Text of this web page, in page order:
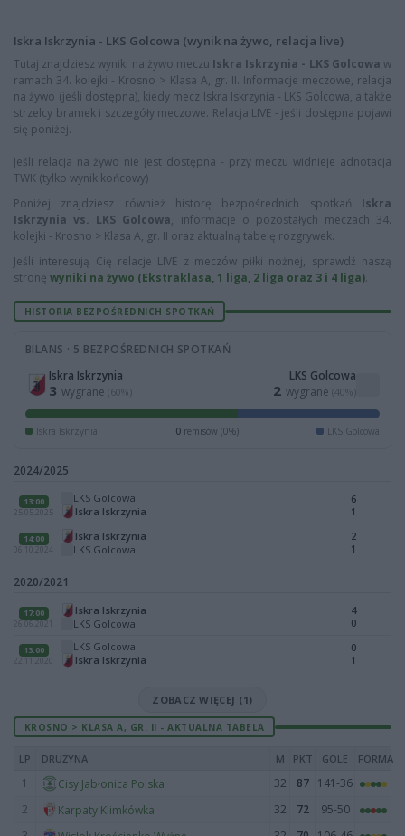
Iskra Iskrzynia - LKS Golcowa (wynik na żywo, relacja live)
Tutaj znajdziesz wyniki na żywo meczu Iskra Iskrzynia - LKS Golcowa w
ramach 34. kolejki - Krosno > Klasa A, gr. II. Informacje meczowe, relacja
na żywo (jeśli dostępna), kiedy mecz Iskra Iskrzynia - LKS Golcowa, a także
strzelcy bramek i szczegóły meczowe. Relacja LIVE - jeśli dostępna pojawi
się poniżej.
Jeśli relacja na żywo nie jest dostępna - przy meczu widnieje adnotacja
TWK (tylko wynik końcowy)
Poniżej znajdziesz również historę bezpośrednich spotkań Iskra
Iskrzynia vs. LKS Golcowa, informacje o pozostałych meczach 34.
kolejki - Krosno > Klasa A, gr. II oraz aktualną tabelę rozgrywek.
Jeśli interesują Cię relacje LIVE z meczów piłki nożnej, sprawdź naszą
stronę wyniki na żywo (Ekstraklasa, 1 liga, 2 liga oraz 3 i 4 liga).
HISTORIA BEZPOŚREDNICH SPOTKAŃ
BILANS · 5 BEZPOŚREDNICH SPOTKAŃ
Iskra Iskrzynia
3 wygrane (60%)
LKS Golcowa
2 wygrane (40%)
Iskra Iskrzynia 0 remisów (0%) LKS Golcowa
2024/2025
13:00
25.05.2025
LKS Golcowa
Iskra Iskrzynia
6
1
14:00
06.10.2024
Iskra Iskrzynia
LKS Golcowa
2
1
2020/2021
17:00
26.06.2021
Iskra Iskrzynia
LKS Golcowa
4
0
13:00
22.11.2020
LKS Golcowa
Iskra Iskrzynia
0
1
ZOBACZ WIĘCEJ (1)
KROSNO > KLASA A, GR. II - AKTUALNA TABELA
LP DRUŻYNA M PKT GOLE FORMA
1 Cisy Jabłonica Polska 32 87
141-36
2
Karpaty Klimkówka 32 72
95-50